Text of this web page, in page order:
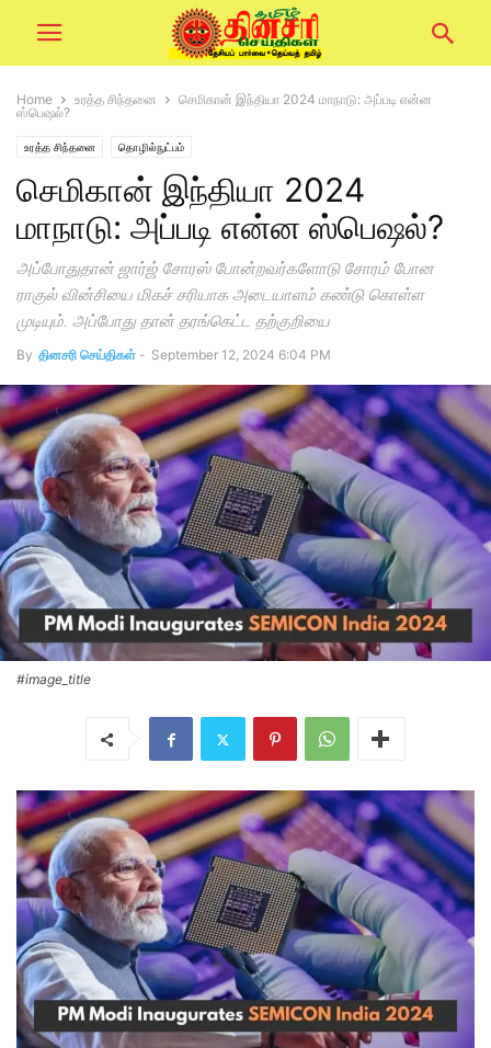
Home உரத்த சிந்தனை
செமிகான் இந்தியா 2024 மாநாடு: அப்படி என்ன
ஸ்பெஷல்?
உரத்த சிந்தனை தொழில்நுட்பம்
செமிகான் இந்தியா 2024
மாநாடு: அப்படி என்ன ஸ்பெஷல்?
அப்போதுதான் ஜார்ஜ் சோரஸ் போன்றவர்களோடு சோரம் போன
ராகுல் வின்சியை மிகச் சரியாக அடையாளம் கண்டு கொள்ள
முடியும். அப்போது தான் தரங்கெட்ட தற்குறியை
By தினசரி செய்திகள் - September 12, 2024 6:04 PM
#image_title